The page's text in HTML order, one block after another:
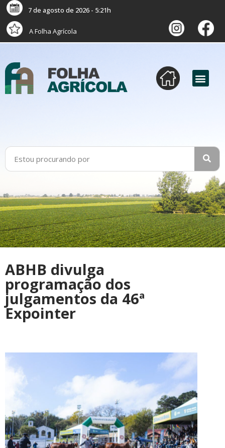
7 de agosto de 2026 - 5:21h
A Folha Agrícola
ABHB divulga
programação dos
julgamentos da 46ª
Expointer